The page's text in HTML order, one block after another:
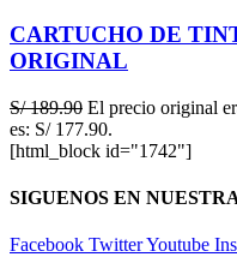
CARTUCHO DE
ORIGINAL
S/189.90 El precio original
es: S/ 177.90.
[html_block id="1742"]
SIGUENOS EN
Facebook TwitterYoutube